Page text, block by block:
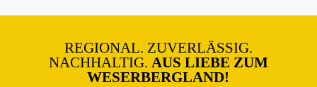
REGIONAL. ZUVERLÄSSIG.
NACHHALTIG. AUS LIEBE ZUM
WESERBERGLAND!